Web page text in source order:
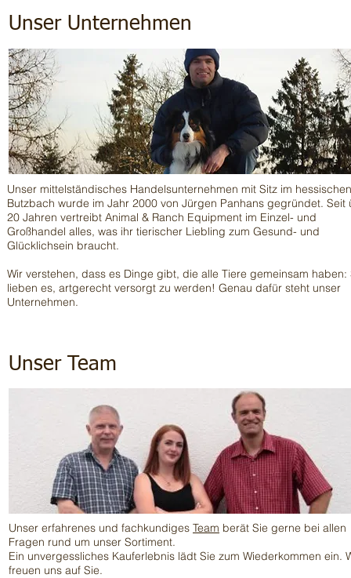
Unser Unternehmen
Unser mittelständisches Handelsunternehmen mit Sitz im hessischen
Butzbach wurde im Jahr 2000 von Jürgen Panhans gegründet. Seit
20 Jahren vertreibt Animal & Ranch Equipment im Einzel- und
Großhandel alles, was ihr tierischer Liebling zum Gesund- und
Glücklichsein braucht.
Wir verstehen, dass es Dinge gibt, die alle Tiere gemeinsam haben:
lieben es, artgerecht versorgt zu werden! Genau dafür steht unser
Unternehmen.
Unser Team
Unser erfahrenes und fachkundiges Team berät Sie gerne bei allen
Fragen rund um unser Sortiment.
Ein unvergessliches Kauferlebnis lädt Sie zum Wiederkommen ein.
freuen uns auf Sie.